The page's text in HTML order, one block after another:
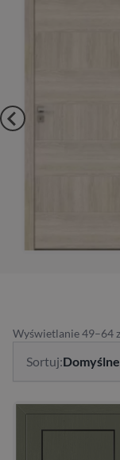
Wyświetlanie 49–64
Sortuj: